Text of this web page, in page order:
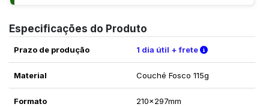
Especificações do Produto
Prazo de produção 1 dia útil + frete Verifique as
Material Couché Fosco 115g
Formato 210x297mm